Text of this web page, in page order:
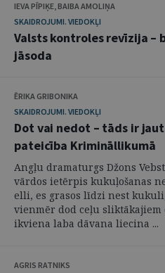
IEVA PĪPIĶE, BAIBA AMOLIŅA
SKAIDROJUMI. VIEDOKĻI
Valsts kontroles revīzija –
jāsoda
ĒRIKA GRIBONIKA
SKAIDROJUMI. VIEDOKĻI
Dot vai nedot – tāds ir
pateicība Krimināllikumā
Angļu dramaturgs Džons
vārdos ietērpis kukuļošanas
elli, es grasos līdzi nest
vienmēr dod ceļu sliktākajiem
ikviena laba dāvana liecina ...
AGRIS RATNIKS